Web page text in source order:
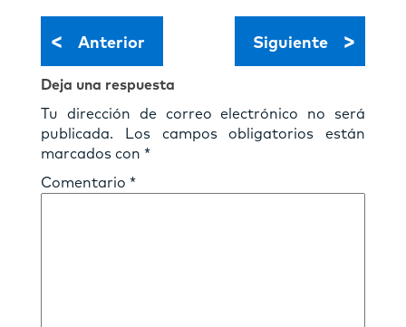
< Anterior Siguiente >
Deja una respuesta
Tu dirección de correo electrónico no será
publicada.
Los campos obligatorios están
marcados con *
Comentario *